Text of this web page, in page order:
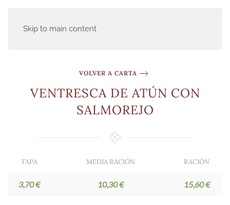
Skip to main content
VOLVER A CARTA
VENTRESCA DE ATÚN CON
SALMOREJO
TAPA MEDIA RACIÓN RACIÓN
3,70 € 10,30 € 15,60 €